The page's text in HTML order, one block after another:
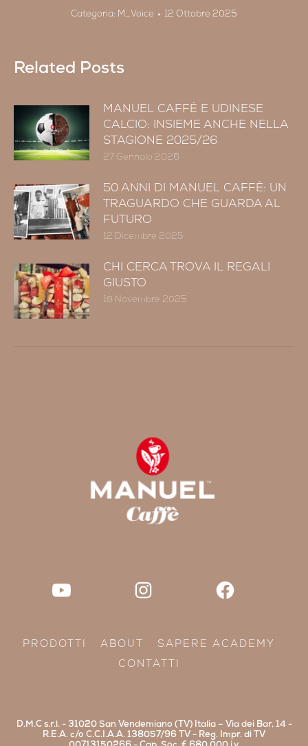
Categoria: M_Voice 12 Ottobre 2025
Related Posts
MANUEL CAFFÈ E UDINESE
CALCIO: INSIEME ANCHE NELLA
STAGIONE 2025/26
27 Gennaio 2026
50 ANNI DI MANUEL CAFFÈ: UN
TRAGUARDO CHE GUARDA AL
FUTURO
12 Dicembre 2025
CHI CERCA TROVA IL REGALI
GIUSTO
18 Novembre 2025
PRODOTTI ABOUT
SAPERE ACADEMY
CONTATTI
D.M.C s.r.l. - 31020 San Vendemiano (TV) Italia – Via dei Bar, 14 -
R.E.A. c/o C.C.I.A.A. 138057/96 TV - Reg. Impr. di TV